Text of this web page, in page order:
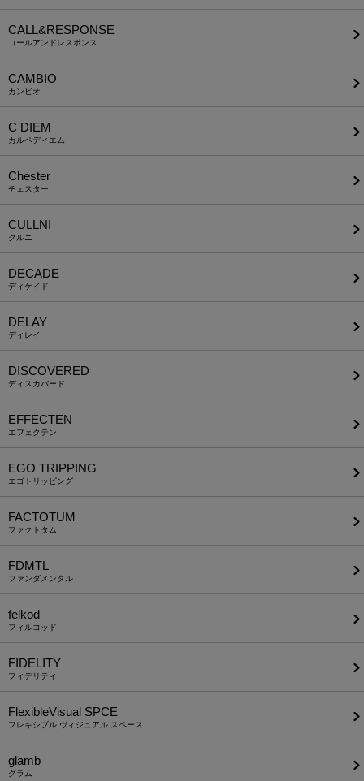
CALL&RESPONSE
コールアンドレスポンス
CAMBIO
カンビオ
C DIEM
カルペディエム
Chester
チェスター
CULLNI
クルニ
DECADE
ディケイド
DELAY
ディレイ
DISCOVERED
ディスカバード
EFFECTEN
エフェクテン
EGO TRIPPING
エゴトリッピング
FACTOTUM
ファクトタム
FDMTL
ファンダメンタル
felkod
フィルコッド
FIDELITY
フィデリティ
FlexibleVisual SPCE
フレキシブル ヴィジュアル スペース
glamb
グラム